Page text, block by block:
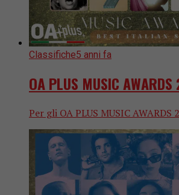
Classifiche5 anni fa
OA PLUS MUSIC
Per gli OA PLUS MUSIC